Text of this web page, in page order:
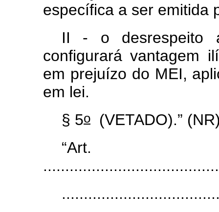
específica a ser emitida
II - o desrespeito
configurará vantagem
em prejuízo do MEI,
em lei.
§ 5o (VETADO).”